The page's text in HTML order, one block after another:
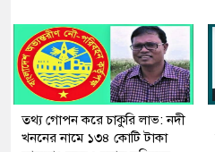
তথ্য গোপন করে চাকুরি লাভ: নদী
খননের নামে ১৩৪ কোটি টাকা